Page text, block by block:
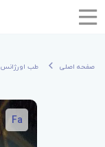
صفحه اصلی طب اورژانس
Fa